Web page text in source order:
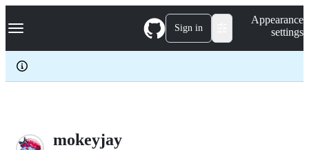
k
p
c
Navigation Menu Sign in
Appearance
settings
mokeyjay